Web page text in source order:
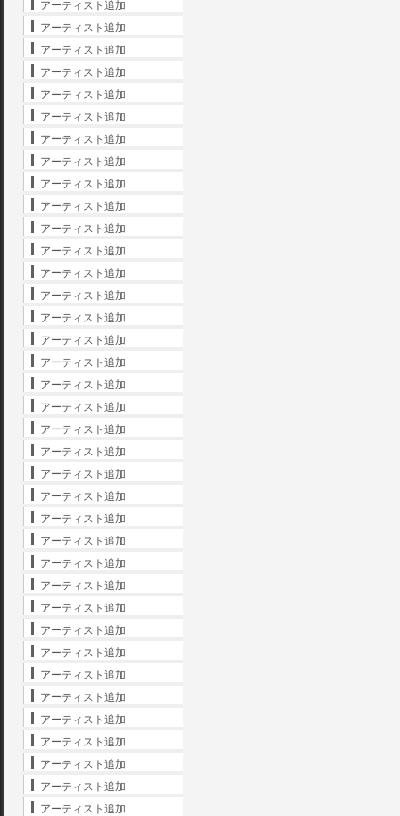
アーティスト追加
アーティスト追加
アーティスト追加
アーティスト追加
アーティスト追加
アーティスト追加
アーティスト追加
アーティスト追加
アーティスト追加
アーティスト追加
アーティスト追加
アーティスト追加
アーティスト追加
アーティスト追加
アーティスト追加
アーティスト追加
アーティスト追加
アーティスト追加
アーティスト追加
アーティスト追加
アーティスト追加
アーティスト追加
アーティスト追加
アーティスト追加
アーティスト追加
アーティスト追加
アーティスト追加
アーティスト追加
アーティスト追加
アーティスト追加
アーティスト追加
アーティスト追加
アーティスト追加
アーティスト追加
アーティスト追加
アーティスト追加
アーティスト追加